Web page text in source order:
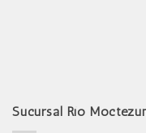
Sucursal Río